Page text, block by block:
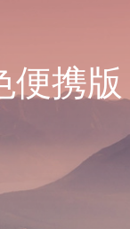
便携版